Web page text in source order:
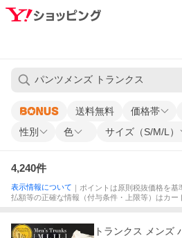
送料無料 価格帯
性別
色 サイズ（S/M/L）
4,240件
表示情報について ｜ポイントは原則税抜価格を
払額等の正確な情報（付与条件・上限等）はカー
トランクス メンズ